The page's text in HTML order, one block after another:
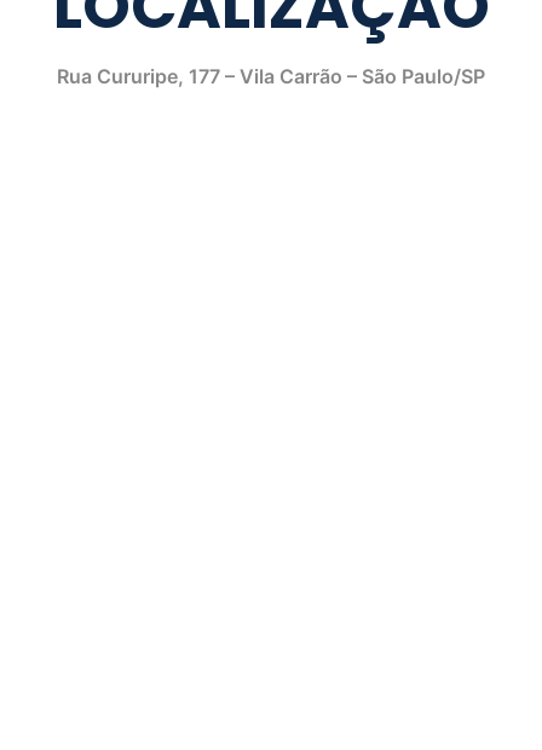
Rua Cururipe, 177 – Vila Carrão – São Paulo/SP